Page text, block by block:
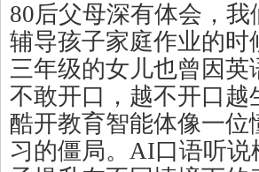
80后父母深有体会，
辅导孩子家庭作业的
三年级的女儿也曾因
不敢开口，越不开口
酷开教育智能体像一
习的僵局。AI口语听